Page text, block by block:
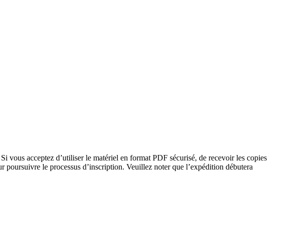
vous acceptez d’utiliser le matériel en format PDF sécurisé, de recevoir les copies
le processus d’inscription. Veuillez noter que l’expédition débutera